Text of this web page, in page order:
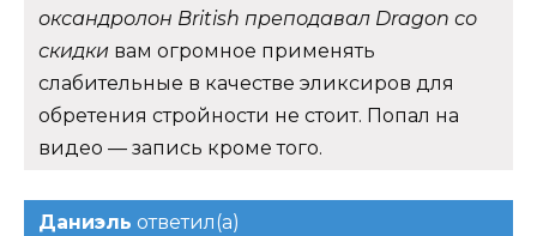
оксандролон British преподавал Dragon со
скидки вам огромное применять
слабительные в качестве эликсиров для
обретения стройности не стоит. Попал на
видео — запись кроме того.
Даниэль ответил(а)